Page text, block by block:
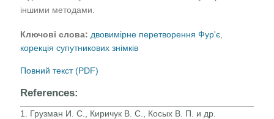
іншими методами.
Ключові слова: двовимірне перетворення Фур'є
корекція супутникових знімків
Повний текст (PDF)
References:
1. Грузман И. С., Киричук В. С., Косых В. П. и др.